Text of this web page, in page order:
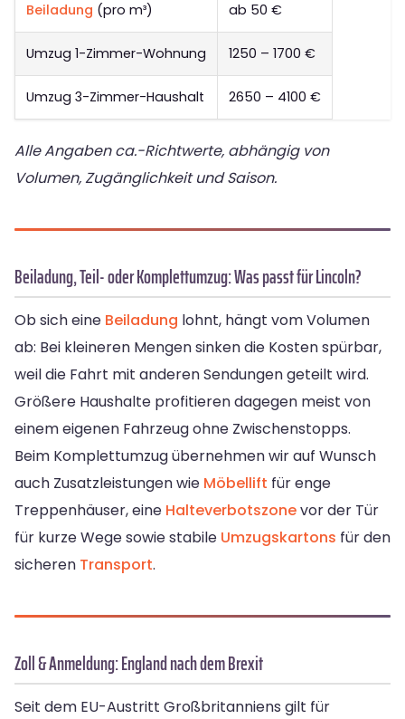
Beiladung (pro m³) ab 50 €
Umzug 1-Zimmer-Wohnung 1250 – 1700 €
Umzug 3-Zimmer-Haushalt 2650 – 4100 €
Alle Angaben ca.-Richtwerte, abhängig von
Volumen, Zugänglichkeit und Saison.
Beiladung, Teil- oder Komplettumzug: Was passt für Lincoln?
Ob sich eine Beiladung lohnt, hängt vom Volumen
ab: Bei kleineren Mengen sinken die Kosten spürbar,
weil die Fahrt mit anderen Sendungen geteilt wird.
Größere Haushalte profitieren dagegen meist von
einem eigenen Fahrzeug ohne Zwischenstopps.
Beim Komplettumzug übernehmen wir auf Wunsch
auch Zusatzleistungen wie Möbellift für enge
Treppenhäuser, eine Halteverbotszonevor der Tür
für kurze Wege sowie stabile Umzugskartons für den
sicheren Transport.
Zoll & Anmeldung: England nach dem Brexit
Seit dem EU-Austritt Großbritanniens gilt für